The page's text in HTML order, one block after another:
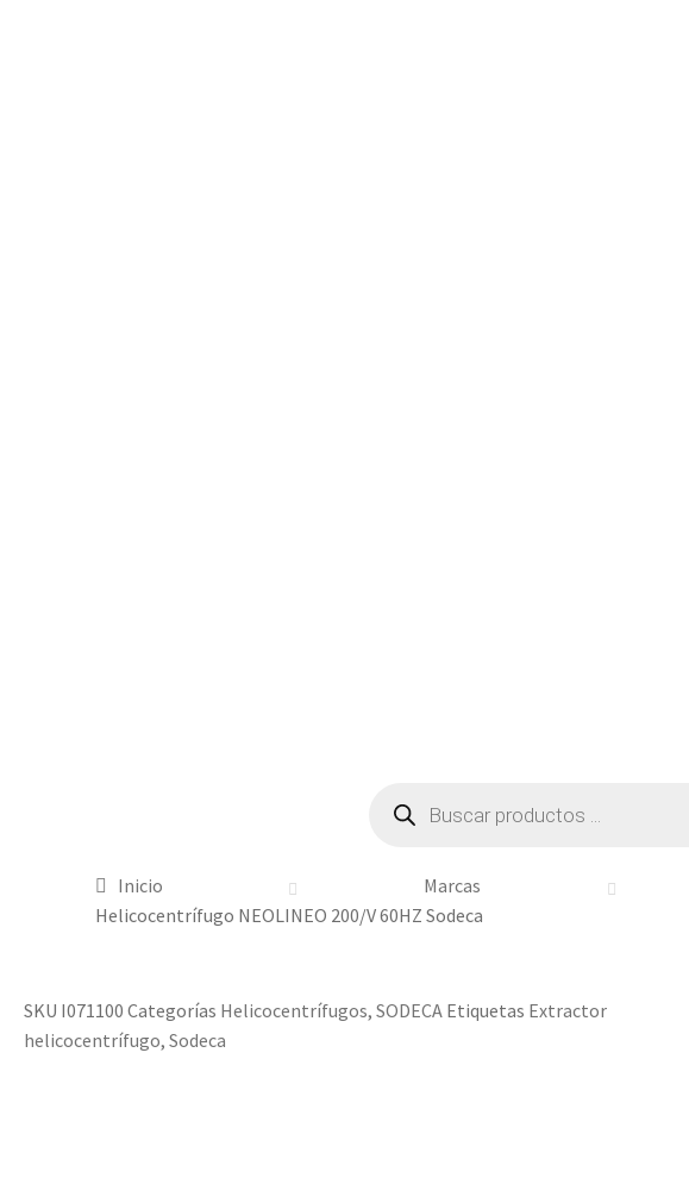
Inicio Marcas
Helicocentrífugo NEOLINEO 200/V 60HZ Sodeca
SKU I071100 Categorías Helicocentrífugos, SODECA Etiquetas Extractor
helicocentrífugo, Sodeca